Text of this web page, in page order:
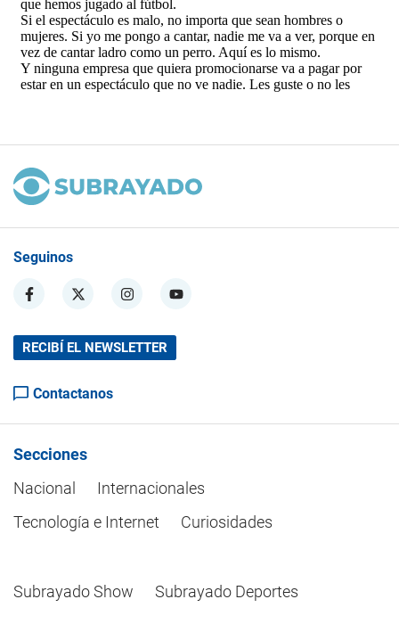
Seguinos
RECIBÍ EL NEWSLETTER
Contactanos
Secciones
Nacional
Internacionales
Tecnología e Internet
Curiosidades
Subrayado Show Subrayado Deportes